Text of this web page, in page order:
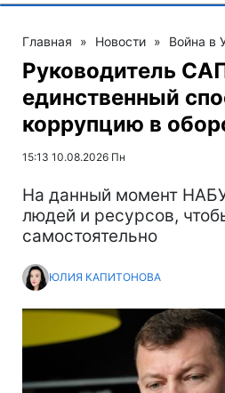
Главная » Новости » Война в
Руководитель
единственный
коррупцию в
15:13 10.08.2026 Пн
На данный момент
людей и ресурсов,
самостоятельно
ЮЛИЯ КАПИТОНОВА